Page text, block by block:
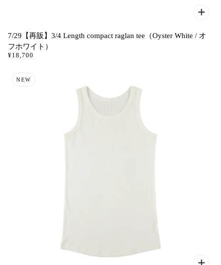
7/29【再販】3/4 Length compact raglan tee（Oyster White / オ
フホワイト）
¥18,700
NEW